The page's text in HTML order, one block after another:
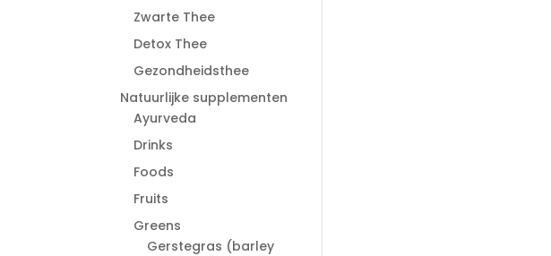
Zwarte Thee
Detox Thee
Gezondheidsthee
Natuurlijke supplementen
Ayurveda
Drinks
Foods
Fruits
Greens
Gerstegras (barley